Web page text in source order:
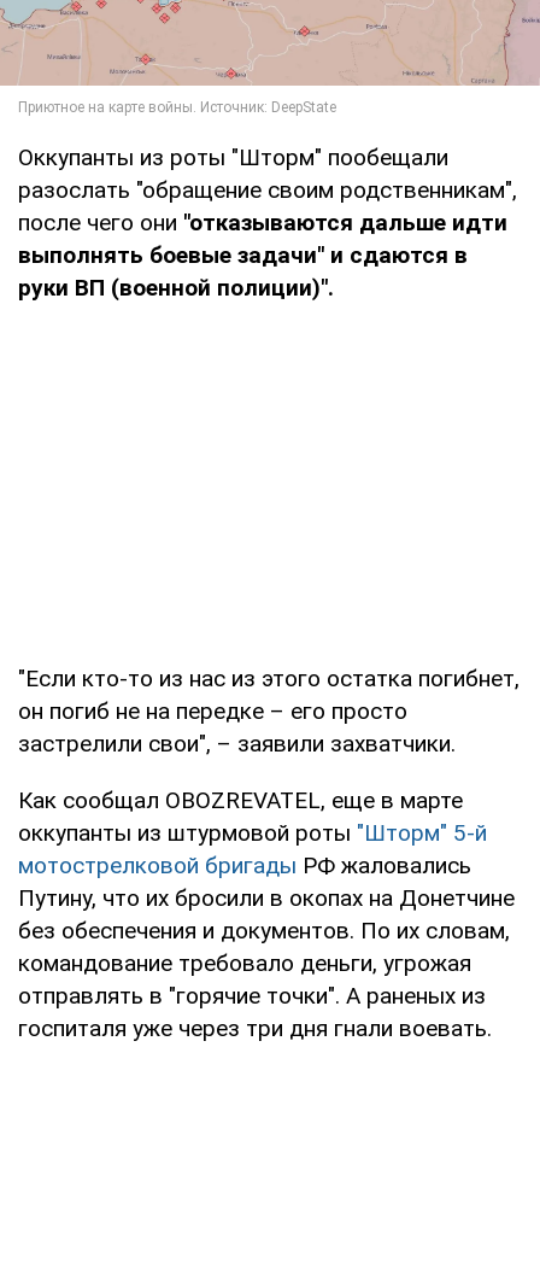
Оккупанты из роты "Шторм" пообещали
разослать "обращение своим родственникам",
после чего они "отказываются дальше идти
выполнять боевые задачи" и сдаются в
руки ВП (военной полиции)".
"Если кто-то из нас из этого остатка погибнет,
он погиб не на передке – его просто
застрелили свои", – заявили захватчики.
Как сообщал OBOZREVATEL, еще в марте
оккупанты из штурмовой роты "Шторм" 5-й
мотострелковой бригады РФ жаловались
Путину, что их бросили в окопах на Донетчине
без обеспечения и документов. По их словам,
командование требовало деньги, угрожая
отправлять в "горячие точки". А раненых из
госпиталя уже через три дня гнали воевать.